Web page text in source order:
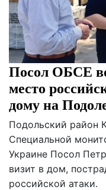
Посол ОБСЕ
место
дому на
Подольский район
Специальной
Украине Посол
визит в дом,
российской атаки.